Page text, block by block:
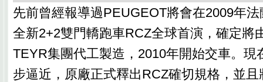
先前曾經報導過PEUGEOT將會在2009年
全新2+2雙門轎跑車RCZ全球首演，確定將
TEYR集團代工製造，2010年開始交車。現
步逼近，原廠正式釋出RCZ確切規格，並